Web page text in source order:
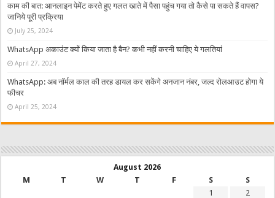
काम की बात: आनलाइन पेमेंट करते हुए गलत खाते में पैसा पहुंच गया तो कैसे पा सकते हैं वापस?
जानिये पूरी प्रक्रिया
July 25, 2024
WhatsApp अकाउंट क्यों किया जाता है बैन? कभी नहीं करनी चाहिए ये गलतियां
April 27, 2024
WhatsApp: अब नॉर्मल काल की तरह डायल कर सकेंगे अनजान नंबर, जल्द रोलआउट होगा ये
फीचर
April 25, 2024
August 2026
M
T W T F S
S
1
2